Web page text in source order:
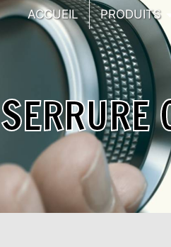
ACCUEIL PRODUITS
SERRURE